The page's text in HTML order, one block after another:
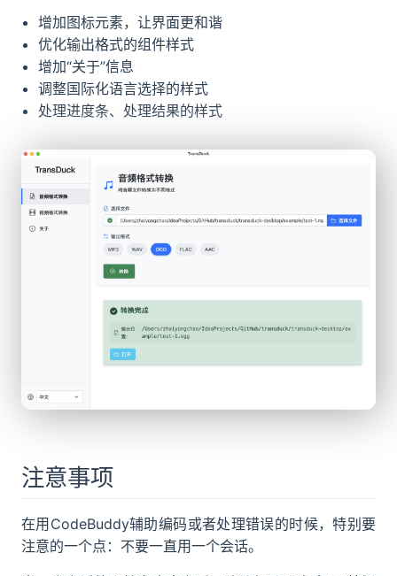
增加图标元素，让界面更和谐
优化输出格式的组件样式
增加“关于”信息
调整国际化语言选择的样式
处理进度条、处理结果的样式
注意事项
在用CodeBuddy辅助编码或者处理错误的时候，特别要
注意的一个点：不要一直用一个会话。